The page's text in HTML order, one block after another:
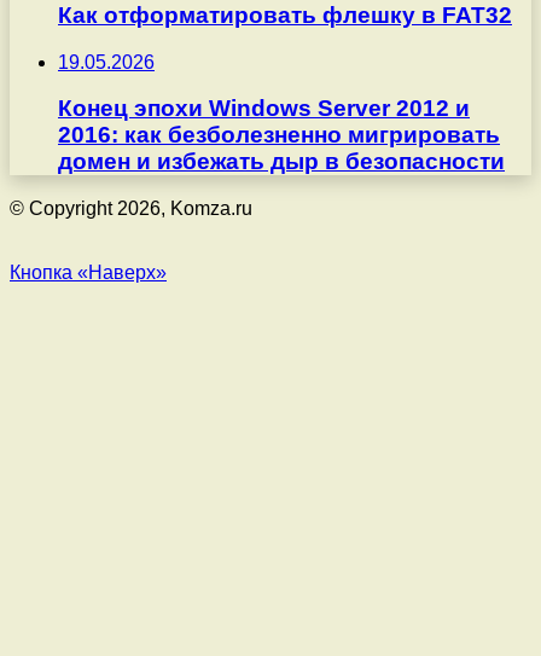
Как отформатировать флешку в FAT32
19.05.2026
Конец эпохи Windows Server 2012 и
2016: как безболезненно мигрировать
домен и избежать дыр в безопасности
© Copyright 2026, Komza.ru
Кнопка «Наверх»